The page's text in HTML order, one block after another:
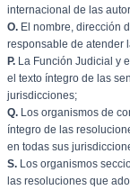
internacional de las
O. El nombre, dirección
responsable de atender
P. La Función Judicial y
el texto íntegro de las
jurisdicciones;
Q. Los organismos de
íntegro de las
en todas sus
S. Los organismos
las resoluciones que